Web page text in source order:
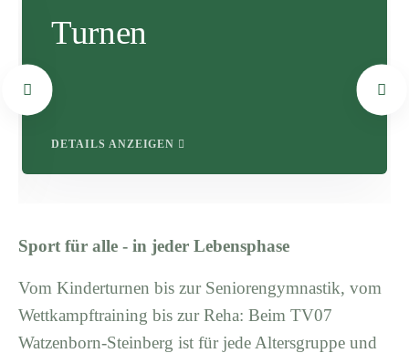
Turnen
DETAILS ANZEIGEN
Sport für alle - in jeder Lebensphase
Vom Kinderturnen bis zur Seniorengymnastik, vom
Wettkampftraining bis zur Reha: Beim TV07
Watzenborn-Steinberg ist für jede Altersgruppe und